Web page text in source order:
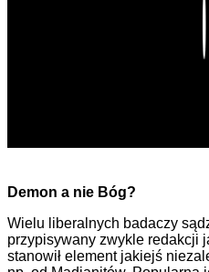
Demon a nie Bóg?
Wielu liberalnych badaczy
przypisywany zwykle redakcji
stanowił element jakiejś